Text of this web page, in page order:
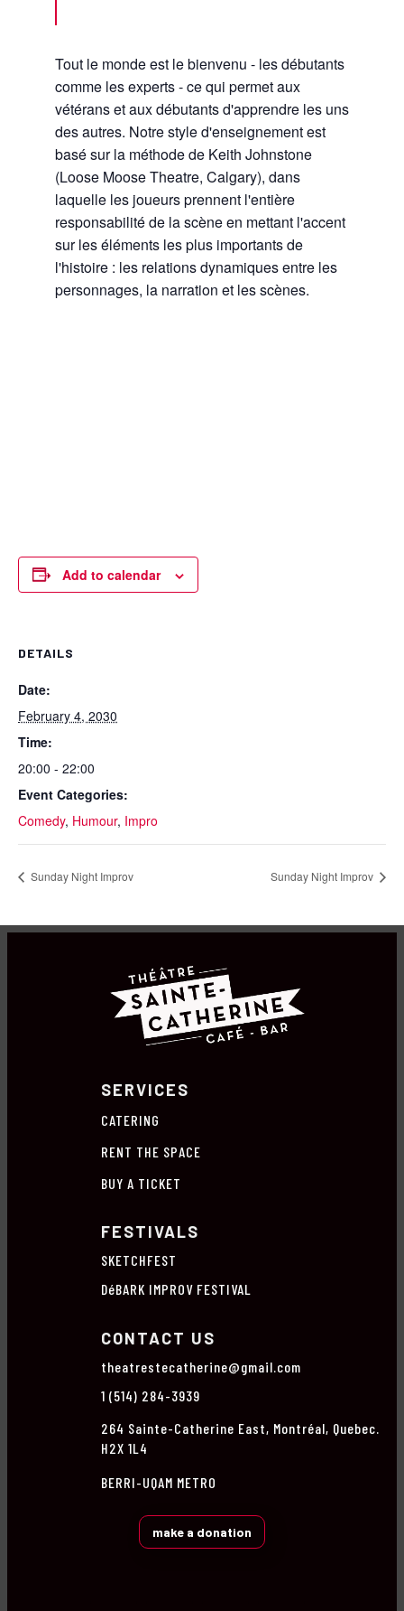
Tout le monde est le bienvenu - les débutants
comme les experts - ce qui permet aux
vétérans et aux débutants d'apprendre les uns
des autres. Notre style d'enseignement est
basé sur la méthode de Keith Johnstone
(Loose Moose Theatre, Calgary), dans
laquelle les joueurs prennent l'entière
responsabilité de la scène en mettant l'accent
sur les éléments les plus importants de
l'histoire : les relations dynamiques entre les
personnages, la narration et les scènes.
Add to calendar
DETAILS
Date:
February 4, 2030
Time:
20:00 - 22:00
Event Categories:
Comedy, Humour, Impro
Sunday Night Improv Sunday Night Improv
SERVICES
CATERING
RENT THE SPACE
BUY A TICKET
FESTIVALS
SKETCHFEST
DéBARK IMPROV FESTIVAL
CONTACT US
theatrestecatherine@gmail.com
1 (514) 284-3939
264 Sainte-Catherine East, Montréal, Quebec.
H2X 1L4
BERRI-UQAM METRO
make a donation